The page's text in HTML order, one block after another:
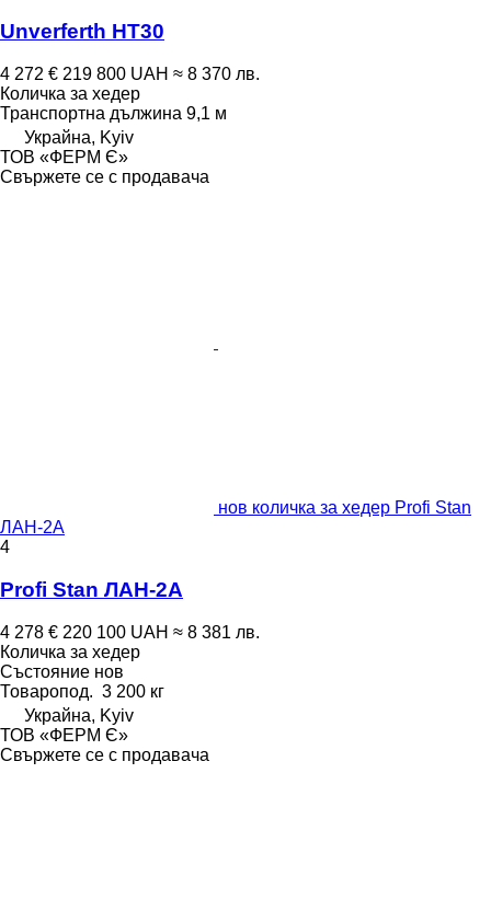
Unverferth HT30
4 272 € 219 800 UAH ≈ 8 370 лв.
Количка за хедер
Транспортна дължина 9,1 м
Украйна, Kyiv
ТОВ «ФЕРМ Є»
Свържете се с продавача
нов количка за хедер Profi Stan
ЛАН-2А
4
Profi Stan ЛАН-2А
4 278 € 220 100 UAH ≈ 8 381 лв.
Количка за хедер
Състояние нов
Товаропод. 3 200 кг
Украйна, Kyiv
ТОВ «ФЕРМ Є»
Свържете се с продавача